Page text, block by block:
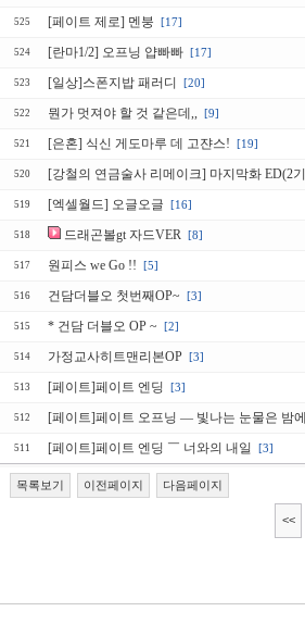
525 [페이트 제로] 멘붕 [17]
524 [란마1/2] 오프닝 얍빠빠 [17]
523 [일상]스폰지밥 패러디 [20]
522 뭔가 멋져야 할 것 같은데,, [9]
521 [은혼] 식신 게도마루 데 고쟌스! [19]
520 [강철의 연금술사 리메이크] 마지막화 ED(2
519 [엑셀월드] 오글오글 [16]
518 드래곤볼gt 자드VER [8]
517 원피스 we Go !! [5]
516 건담더블오 첫번째OP~ [3]
515 * 건담 더블오 OP ~ [2]
514 가정교사히트맨리본OP [3]
513 [페이트]페이트 엔딩 [3]
512 [페이트]페이트 오프닝 ― 빛나는 눈물은 밤
511 [페이트]페이트 엔딩 ￣ 너와의 내일 [3]
목록보기 이전페이지 다음페이지
<<